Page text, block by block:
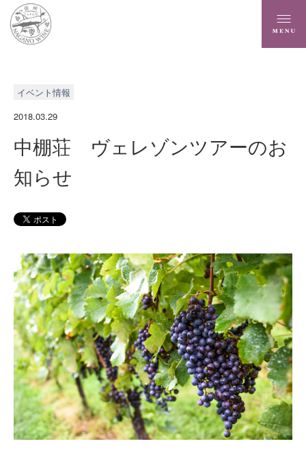
イベント情報
2018.03.29
中棚荘 ヴェレゾンツアーのお
知らせ